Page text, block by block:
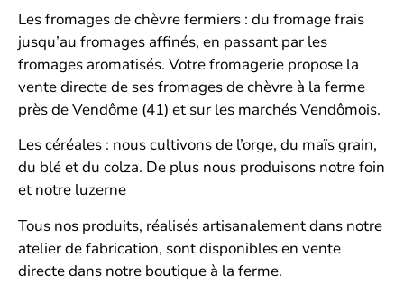
Les fromages de chèvre fermiers : du fromage frais
jusqu’au fromages affinés, en passant par les
fromages aromatisés. Votre fromagerie propose la
vente directe de ses fromages de chèvre à la ferme
près de Vendôme (41) et sur les marchés Vendômois.
Les céréales : nous cultivons de l’orge, du maïs grain,
du blé et du colza. De plus nous produisons notre foin
et notre luzerne
Tous nos produits, réalisés artisanalement dans notre
atelier de fabrication, sont disponibles en vente
directe dans notre boutique à la ferme.